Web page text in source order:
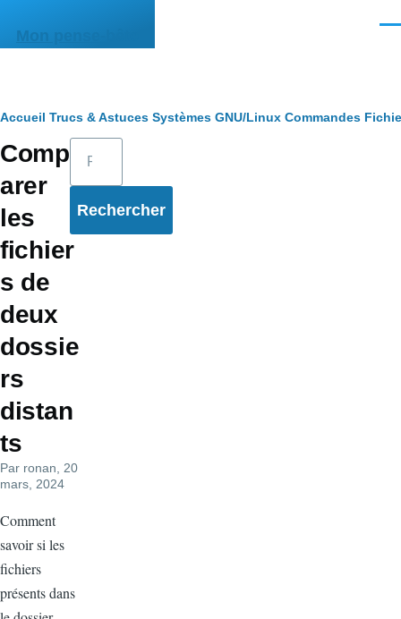
Mon pense-bête
Fil
d'Ariane
Accueil Trucs & Astuces Systèmes GNU/Linux Commandes
Comp
arer
les
fichier
s de
deux
dossie
rs
distan
ts
Par ronan , 20
mars, 2024
Comment
savoir si les
fichiers
présents dans